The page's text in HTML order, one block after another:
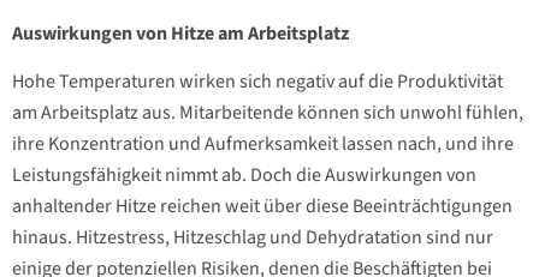
Auswirkungen von Hitze am Arbeitsplatz
Hohe Temperaturen wirken sich negativ auf die Produktivität
am Arbeitsplatz aus. Mitarbeitende können sich unwohl fühlen,
ihre Konzentration und Aufmerksamkeit lassen nach, und ihre
Leistungsfähigkeit nimmt ab. Doch die Auswirkungen von
anhaltender Hitze reichen weit über diese Beeinträchtigungen
hinaus. Hitzestress, Hitzeschlag und Dehydratation sind nur
einige der potenziellen Risiken, denen die Beschäftigten bei